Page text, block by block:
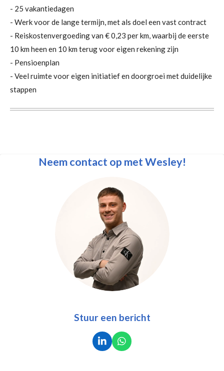
- 25 vakantiedagen
- Werk voor de lange termijn, met als doel een vast contract
- Reiskostenvergoeding van € 0,23 per km, waarbij de eerste
10 km heen en 10 km terug voor eigen rekening zijn
- Pensioenplan
- Veel ruimte voor eigen initiatief en doorgroei met duidelijke
stappen
Neem contact op met Wesley!
Stuur een bericht
L
i
W
h